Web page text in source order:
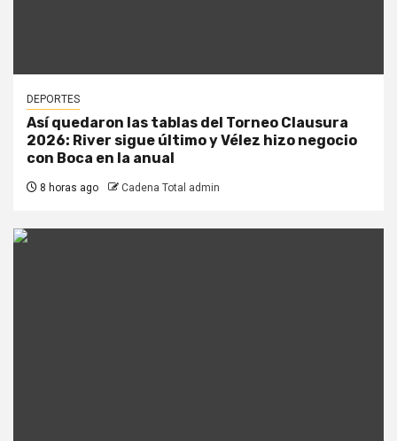
DEPORTES
Así quedaron las tablas del Torneo Clausura
2026: River sigue último y Vélez hizo negocio
con Boca en la anual
8 horas ago Cadena Total admin